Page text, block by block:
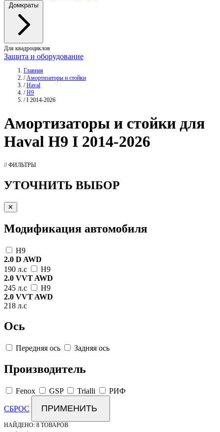
Домкраты
Для квадроциклов
Защита и оборудование
Главная
/ Амортизаторы и стойки
/ Haval
/ H9
/ I 2014-2026
Амортизаторы и стойки для
Haval H9 I 2014-2026
// ФИЛЬТРЫ
УТОЧНИТЬ ВЫБОР
✕
Модификация автомобиля
H9
2.0 D AWD
190 л.с
H9
2.0 VVT AWD
245 л.с
H9
2.0 VVT AWD
218 л.с
Ось
Передняя ось Задняя ось
Производитель
Fenox GSP Trialli РИФ
СБРОС ПРИМЕНИТЬ
НАЙДЕНО: 8 ТОВАРОВ